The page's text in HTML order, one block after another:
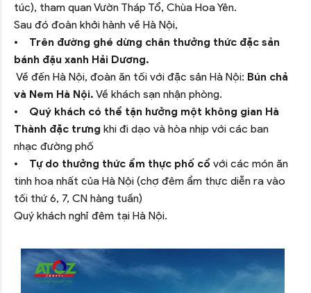
túc), tham quan Vườn Tháp Tổ, Chùa Hoa Yên.
Sau đó đoàn khởi hành về Hà Nội,
• Trên đường ghé dừng chân thưởng thức đặc sản
bánh đậu xanh Hải Dương.
Về đến Hà Nội, đoàn ăn tối với đặc sản Hà Nội: Bún chả
và Nem Hà Nội. Về khách sạn nhận phòng.
• Quý khách có thể tận hưởng một không gian Hà
Thành đặc trưng khi đi dạo và hòa nhịp với các ban
nhạc đường phố
• Tự do thưởng thức ẩm thực phố cổ với các món ăn
tinh hoa nhất của Hà Nội (chợ đêm ẩm thực diễn ra vào
tối thứ 6, 7, CN hàng tuần)
Quý khách nghỉ đêm tại Hà Nội.